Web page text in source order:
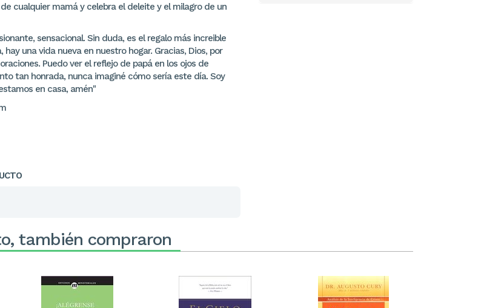
cualquier mamá y celebra el deleite y el milagro de un
sensacional. Sin duda, es el regalo más increible
hay una vida nueva en nuestro hogar. Gracias, Dios, por
Puedo ver el reflejo de papá en los ojos de
tan honrada, nunca imaginé cómo sería este día. Soy
en casa, amén"
también compraron